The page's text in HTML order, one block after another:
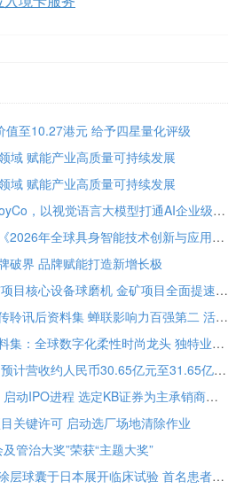
值至10.27港元 给予四星量化评级
域 赋能产业高质量可持续发展
域 赋能产业高质量可持续发展
极视角：对标Open AI DeployCo，以视觉语言大模型打通AI企业级落地“最后一公里”
腾讯云联合沙利文正式发布《2026年全球具身智能技术创新与应用白皮书》
破界 品牌赋能打造新增长极
罕王黄金选定Mt Bundy金矿项目核心设备球磨机 金矿项目全面提速
时尚生活方式巨头SHEIN上传聆讯后资料集 蝉联影响力百强第二 活跃顾客达2.73亿
希音向联交所上传聆讯后资料集：全球数字化柔性时尚龙头 独特业务模式构筑坚固护城河
澳优2026半年度业绩预告：预计营收约人民币30.65亿元至31.65亿元 核心业务基础保持稳定
Tesollo，机器人手专业企业 启动IPO进程 选定KB证券为主承销商
关键许可 启动选厂场地清除作业
管治大奖”荣获“主题大奖”
业聚医疗旗下自主研发药物涂层球囊于日本展开临床试验 首名患者已入组